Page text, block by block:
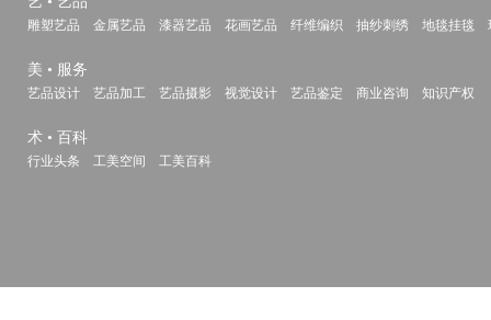
雕塑艺品 金属艺品 漆器艺品 花画艺品 纤维编织 抽纱刺绣 地毯挂毯
美 • 服务
艺品设计 艺品加工 艺品摄影 视觉设计 艺品鉴定 商业咨询 知识产权
术 • 百科
行业头条 工美空间 工美百科